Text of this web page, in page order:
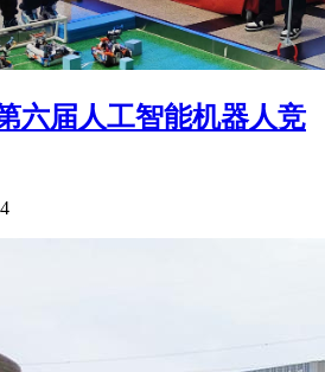
六届人工智能机器人竞